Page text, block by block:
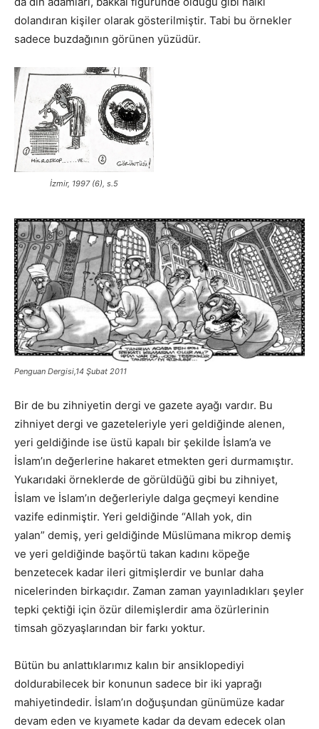
dolandıran kişiler olarak gösterilmiştir. Tabi bu örnekler
sadece buzdağının görünen yüzüdür.
İzmir, 1997 (6), s.5
Penguan Dergisi,14 Şubat 2011
Bir de bu zihniyetin dergi ve gazete ayağı vardır. Bu
zihniyet dergi ve gazeteleriyle yeri geldiğinde alenen,
yeri geldiğinde ise üstü kapalı bir şekilde İslam’a ve
İslam’ın değerlerine hakaret etmekten geri durmamıştır.
Yukarıdaki örneklerde de görüldüğü gibi bu zihniyet,
İslam ve İslam’ın değerleriyle dalga geçmeyi kendine
vazife edinmiştir. Yeri geldiğinde “Allah yok, din
yalan” demiş, yeri geldiğinde Müslümana mikrop demiş
ve yeri geldiğinde başörtü takan kadını köpeğe
benzetecek kadar ileri gitmişlerdir ve bunlar daha
nicelerinden birkaçıdır. Zaman zaman yayınladıkları şeyler
tepki çektiği için özür dilemişlerdir ama özürlerinin
timsah gözyaşlarından bir farkı yoktur.
Bütün bu anlattıklarımız kalın bir ansiklopediyi
doldurabilecek bir konunun sadece bir iki yaprağı
mahiyetindedir. İslam’ın doğuşundan günümüze kadar
devam eden ve kıyamete kadar da devam edecek olan